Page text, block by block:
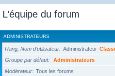
L’équipe du forum
ADMINISTRATEURS
Rang, Nom d’utilisateur Administrateur
Groupe par défaut
Administrateurs
Modérateur
Tous les forums